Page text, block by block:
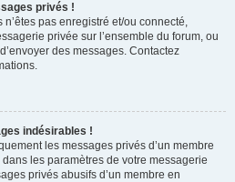
privés !
n’êtes pas enregistré et/ou connecté,
privée sur l’ensemble du forum, ou
des messages. Contactez
indésirables !
les messages privés d’un membre
les paramètres de votre messagerie
privés abusifs d’un membre en